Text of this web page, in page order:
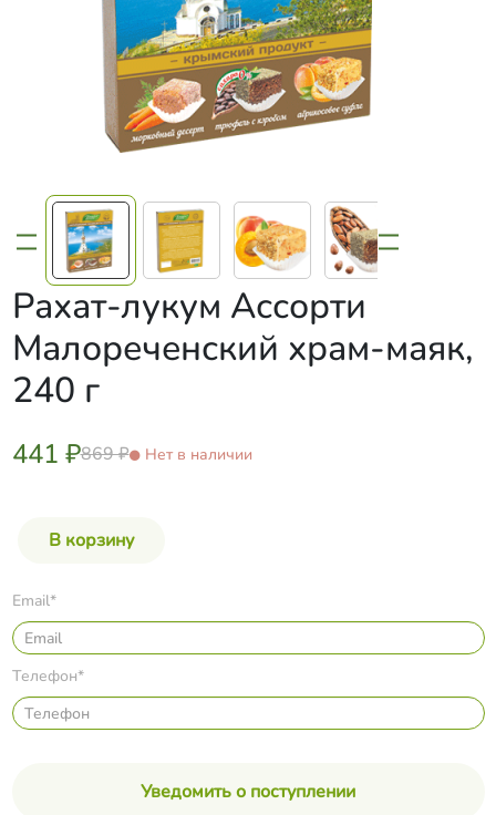
Рахат-лукум Ассорти
Малореченский храм-маяк,
240 г
441 ₽869 ₽ Нет в наличии
Email*
Телефон*
Уведомить о поступлении